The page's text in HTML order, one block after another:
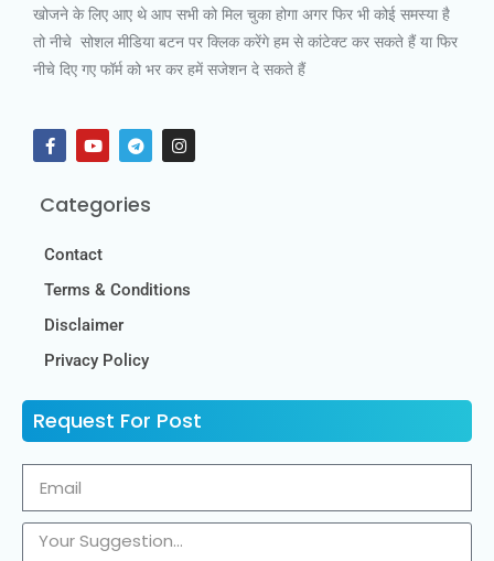
खोजने के लिए आए थे आप सभी को मिल चुका होगा अगर फिर भी कोई समस्या है
तो नीचे सोशल मीडिया बटन पर क्लिक करेंगे हम से कांटेक्ट कर सकते हैं या फिर
नीचे दिए गए फॉर्म को भर कर हमें सजेशन दे सकते हैं
Categories
Contact
Terms & Conditions
Disclaimer
Privacy Policy
Request For Post